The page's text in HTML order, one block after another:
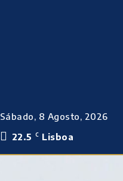
Sábado, 8 Agosto, 2026
22.5
C Lisboa